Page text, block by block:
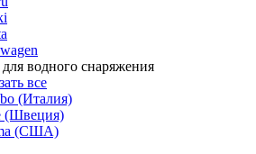
водного снаряжения
все
(Италия)
(Швеция)
(США)